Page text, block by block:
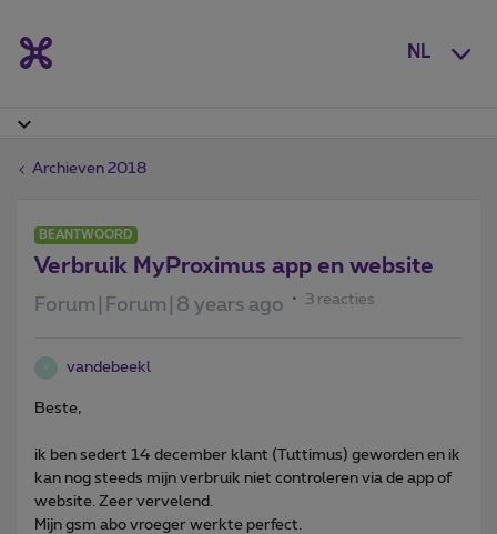
NL
Archieven 2018
BEANTWOORD
Verbruik MyProximus app en website
Forum|Forum|8 years ago 3 reacties
V vandebeekl
Beste,
ik ben sedert 14 december klant (Tuttimus) geworden en ik
kan nog steeds mijn verbruik niet controleren via de app of
website. Zeer vervelend.
Mijn gsm abo vroeger werkte perfect.